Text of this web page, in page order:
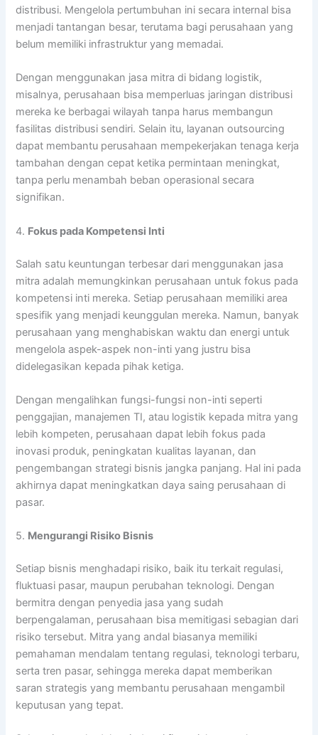
distribusi. Mengelola pertumbuhan ini secara internal bisa
menjadi tantangan besar, terutama bagi perusahaan yang
belum memiliki infrastruktur yang memadai.
Dengan menggunakan jasa mitra di bidang logistik,
misalnya, perusahaan bisa memperluas jaringan distribusi
mereka ke berbagai wilayah tanpa harus membangun
fasilitas distribusi sendiri. Selain itu, layanan outsourcing
dapat membantu perusahaan mempekerjakan tenaga kerja
tambahan dengan cepat ketika permintaan meningkat,
tanpa perlu menambah beban operasional secara
signifikan.
4. Fokus pada Kompetensi Inti
Salah satu keuntungan terbesar dari menggunakan jasa
mitra adalah memungkinkan perusahaan untuk fokus pada
kompetensi inti mereka. Setiap perusahaan memiliki area
spesifik yang menjadi keunggulan mereka. Namun, banyak
perusahaan yang menghabiskan waktu dan energi untuk
mengelola aspek-aspek non-inti yang justru bisa
didelegasikan kepada pihak ketiga.
Dengan mengalihkan fungsi-fungsi non-inti seperti
penggajian, manajemen TI, atau logistik kepada mitra yang
lebih kompeten, perusahaan dapat lebih fokus pada
inovasi produk, peningkatan kualitas layanan, dan
pengembangan strategi bisnis jangka panjang. Hal ini pada
akhirnya dapat meningkatkan daya saing perusahaan di
pasar.
5. Mengurangi Risiko Bisnis
Setiap bisnis menghadapi risiko, baik itu terkait regulasi,
fluktuasi pasar, maupun perubahan teknologi. Dengan
bermitra dengan penyedia jasa yang sudah
berpengalaman, perusahaan bisa memitigasi sebagian dari
risiko tersebut. Mitra yang andal biasanya memiliki
pemahaman mendalam tentang regulasi, teknologi terbaru,
serta tren pasar, sehingga mereka dapat memberikan
saran strategis yang membantu perusahaan mengambil
keputusan yang tepat.